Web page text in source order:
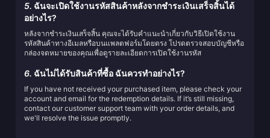
5. ฉันจะเปิดใช้งานรหัสสินค้าหลังจากชำระเงินเสร็จสิ้นได้
อย่างไร?
หลังจากชำระเงินเสร็จสิ้น คุณจะได้รับคำแนะนำเกี่ยวกับวิธีเปิดใช้งาน
รหัสสินค้าทางอีเมลหรือบนแพลตฟอร์มโดยตรง โปรดตรวจสอบบัญชีหรือ
กล่องจดหมายของคุณเพื่อดูรายละเอียดการเปิดใช้งานรหัส
6. ฉันไม่ได้รับสินค้าที่ซื้อ ฉันควรทำอย่างไร?
If you have not received your purchased item, please check your
account and email for the redemption details. If it’s still missing,
contact our customer support team with your order details, and
we'll resolve the issue promptly.